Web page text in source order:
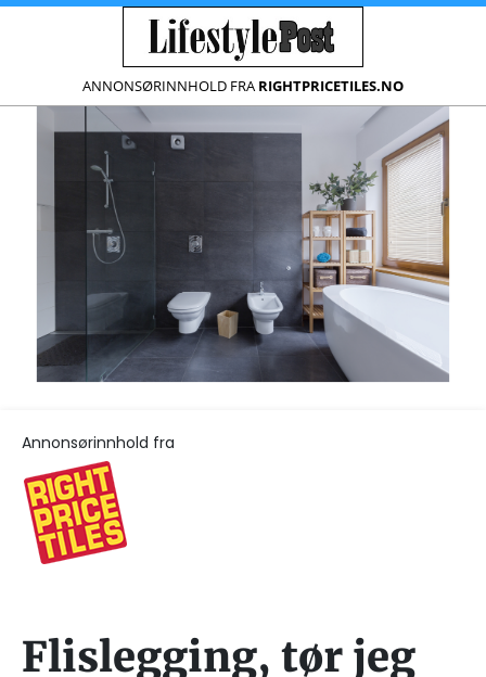
ANNONSØRINNHOLD FRA RIGHTPRICETILES.NO
Annonsørinnhold fra
Flislegging, tør jeg